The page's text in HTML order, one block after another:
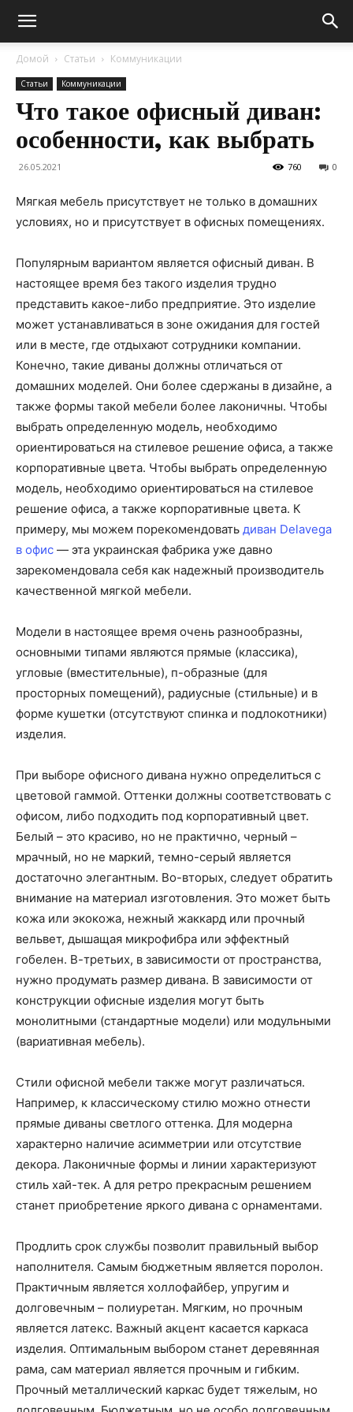
Домой Статьи Коммуникации
Статьи Коммуникации
Что такое офисный диван:
особенности, как выбрать
26.05.2021 0
760
Мягкая мебель присутствует не только в домашних
условиях, но и присутствует в офисных помещениях.
Популярным вариантом является офисный диван. В
настоящее время без такого изделия трудно
представить какое-либо предприятие. Это изделие
может устанавливаться в зоне ожидания для гостей
или в месте, где отдыхают сотрудники компании.
Конечно, такие диваны должны отличаться от
домашних моделей. Они более сдержаны в дизайне, а
также формы такой мебели более лаконичны. Чтобы
выбрать определенную модель, необходимо
ориентироваться на стилевое решение офиса, а также
корпоративные цвета. Чтобы выбрать определенную
модель, необходимо ориентироваться на стилевое
решение офиса, а также корпоративные цвета. К
примеру, мы можем порекомендовать диван Delavega
в офис — эта украинская фабрика уже давно
зарекомендовала себя как надежный производитель
качественной мягкой мебели.
Модели в настоящее время очень разнообразны,
основными типами являются прямые (классика),
угловые (вместительные), п-образные (для
просторных помещений), радиусные (стильные) и в
форме кушетки (отсутствуют спинка и подлокотники)
изделия.
При выборе офисного дивана нужно определиться с
цветовой гаммой. Оттенки должны соответствовать с
офисом, либо подходить под корпоративный цвет.
Белый – это красиво, но не практично, черный –
мрачный, но не маркий, темно-серый является
достаточно элегантным. Во-вторых, следует обратить
внимание на материал изготовления. Это может быть
кожа или экокожа, нежный жаккард или прочный
вельвет, дышащая микрофибра или эффектный
гобелен. В-третьих, в зависимости от пространства,
нужно продумать размер дивана. В зависимости от
конструкции офисные изделия могут быть
монолитными (стандартные модели) или модульными
(вариативная мебель).
Стили офисной мебели также могут различаться.
Например, к классическому стилю можно отнести
прямые диваны светлого оттенка. Для модерна
характерно наличие асимметрии или отсутствие
декора. Лаконичные формы и линии характеризуют
стиль хай-тек. А для ретро прекрасным решением
станет приобретение яркого дивана с орнаментами.
Продлить срок службы позволит правильный выбор
наполнителя. Самым бюджетным является поролон.
Практичным является холлофайбер, упругим и
долговечным – полиуретан. Мягким, но прочным
является латекс. Важный акцент касается каркаса
изделия. Оптимальным выбором станет деревянная
рама, сам материал является прочным и гибким.
Прочный металлический каркас будет тяжелым, но